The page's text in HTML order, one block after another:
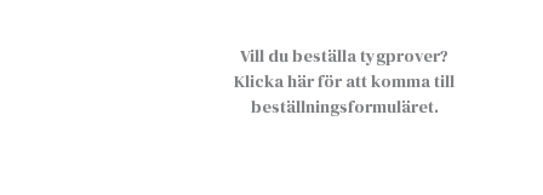
Vill du beställa tygprover?
Klicka här för att komma till
beställningsformuläret.